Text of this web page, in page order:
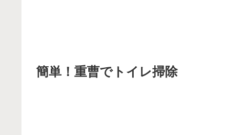
簡単！重曹でトイレ掃除